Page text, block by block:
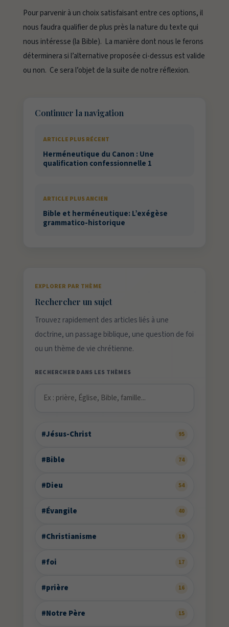
Pour parvenir à un choix satisfaisant entre ces options, il
nous faudra qualifier de plus près la nature du texte qui
nous intéresse (la Bible). La manière dont nous le ferons
déterminera si l’alternative proposée ci-dessus est valide
ou non. Ce sera l’objet de la suite de notre réflexion.
Continuer la navigation
ARTICLE PLUS RÉCENT
Herméneutique du Canon : Une
qualification confessionnelle 1
ARTICLE PLUS ANCIEN
Bible et herméneutique: L’exégèse
grammatico-historique
EXPLORER PAR THÈME
Rechercher un sujet
Trouvez rapidement des articles liés à une
doctrine, un passage biblique, une question de foi
ou un thème de vie chrétienne.
RECHERCHER DANS LES THÈMES
#Jésus-Christ 95
#Bible 74
#Dieu 54
#Évangile 40
#Christianisme 19
#foi 17
#prière 16
#Notre Père 15